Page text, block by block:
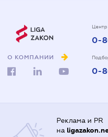
О КОМПАНИИ
0-
0-
Реклама и PR
на